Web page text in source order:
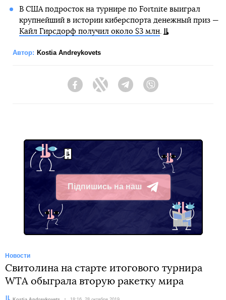
В США подросток на турнире по Fortnite выиграл
крупнейший в истории киберспорта денежный приз —
Кайл Гирсдорф получил около $3 млн.
Автор: Kostia Andreykovets
FacebookTwitter Telegram
Підпишись на наш
Telegram
Новости
Свитолина на старте итогового турнира
WTA обыграла вторую ракетку мира